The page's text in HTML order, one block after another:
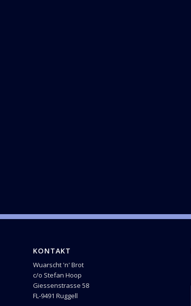
KONTAKT
Wuarscht 'n' Brot
c/o Stefan Hoop
Giessenstrasse 58
FL-9491 Ruggell